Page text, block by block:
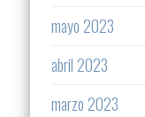
mayo 2023
abril 2023
marzo 2023